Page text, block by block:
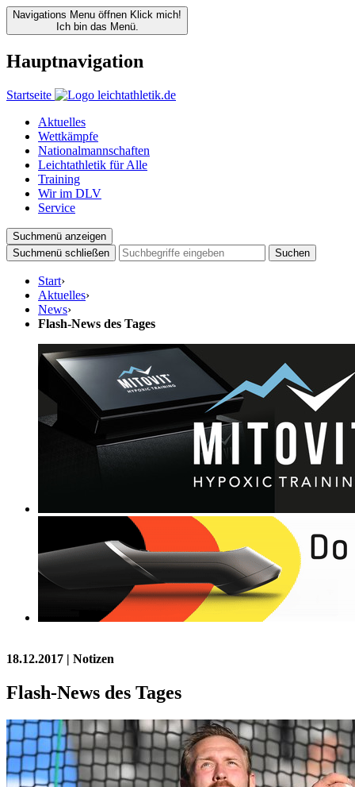
Navigations Menu öffnen Klick mich!
Ich bin das Menü.
Hauptnavigation
Startseite
Aktuelles
Wettkämpfe
Nationalmannschaften
Leichtathletik für Alle
Training
Wir im DLV
Service
Suchmenü anzeigen
Suchmenü schließen
Suchen
Start›
Aktuelles›
News›
Flash-News des Tages
18.12.2017 | Notizen
Flash-News des Tages